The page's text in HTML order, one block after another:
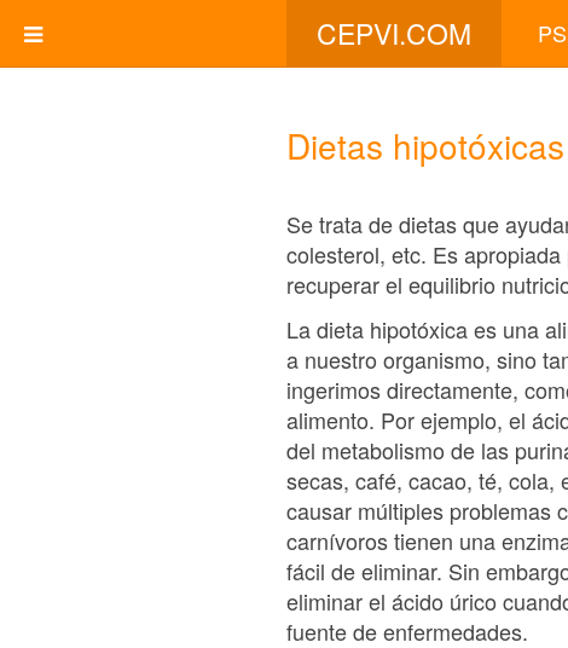
CEPVI.COM
Dietas
Se trata de dietas que
colesterol, etc. Es
recuperar el equilibrio
La dieta hipotóxica es una
a nuestro organismo, sino
ingerimos directamente,
alimento. Por ejemplo, el
del metabolismo de las
secas, café, cacao, té, cola,
causar múltiples problemas
carnívoros tienen una
fácil de eliminar. Sin
eliminar el ácido úrico
fuente de enfermedades.